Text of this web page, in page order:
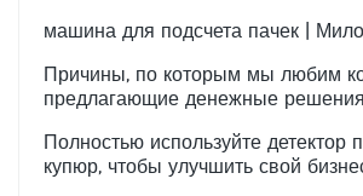
машина для подсчета пачек |
Причины, по которым мы любим
предлагающие денежные решения
Полностью используйте детектор
купюр, чтобы улучшить свой